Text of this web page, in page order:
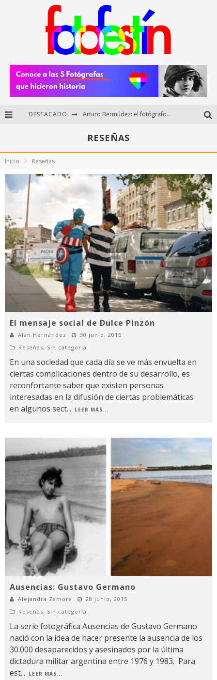
DESTACADO Arturo Bermúdez: el fotógrafo mexicano que brilló en los Premios HUAWEI XMAGE 2025
Di Martini: fotografía boudoir y empoderamiento femenino
Fotógrafos mexicanos de Postal 5.6 brillan como finalistas del Concurso Nacional de Fotografía Cuartoscuro 2026
RESEÑAS
Inicio Reseñas
El mensaje social de Dulce Pinzón
Alan Hernández
30 junio, 2015
Reseñas, Sin categoría
En una sociedad que cada día se ve más envuelta en
ciertas complicaciones dentro de su desarrollo, es
reconfortante saber que existen personas
interesadas en la difusión de ciertas problemáticas
en algunos sect... LEER MÁS...
Ausencias: Gustavo Germano
Alejandra Zamora
28 junio, 2015
Reseñas, Sin categoría
La serie fotográfica Ausencias de Gustavo Germano
nació con la idea de hacer presente la ausencia de los
30.000 desaparecidos y asesinados por la última
dictadura militar argentina entre 1976 y 1983. Para
est... LEER MÁS...